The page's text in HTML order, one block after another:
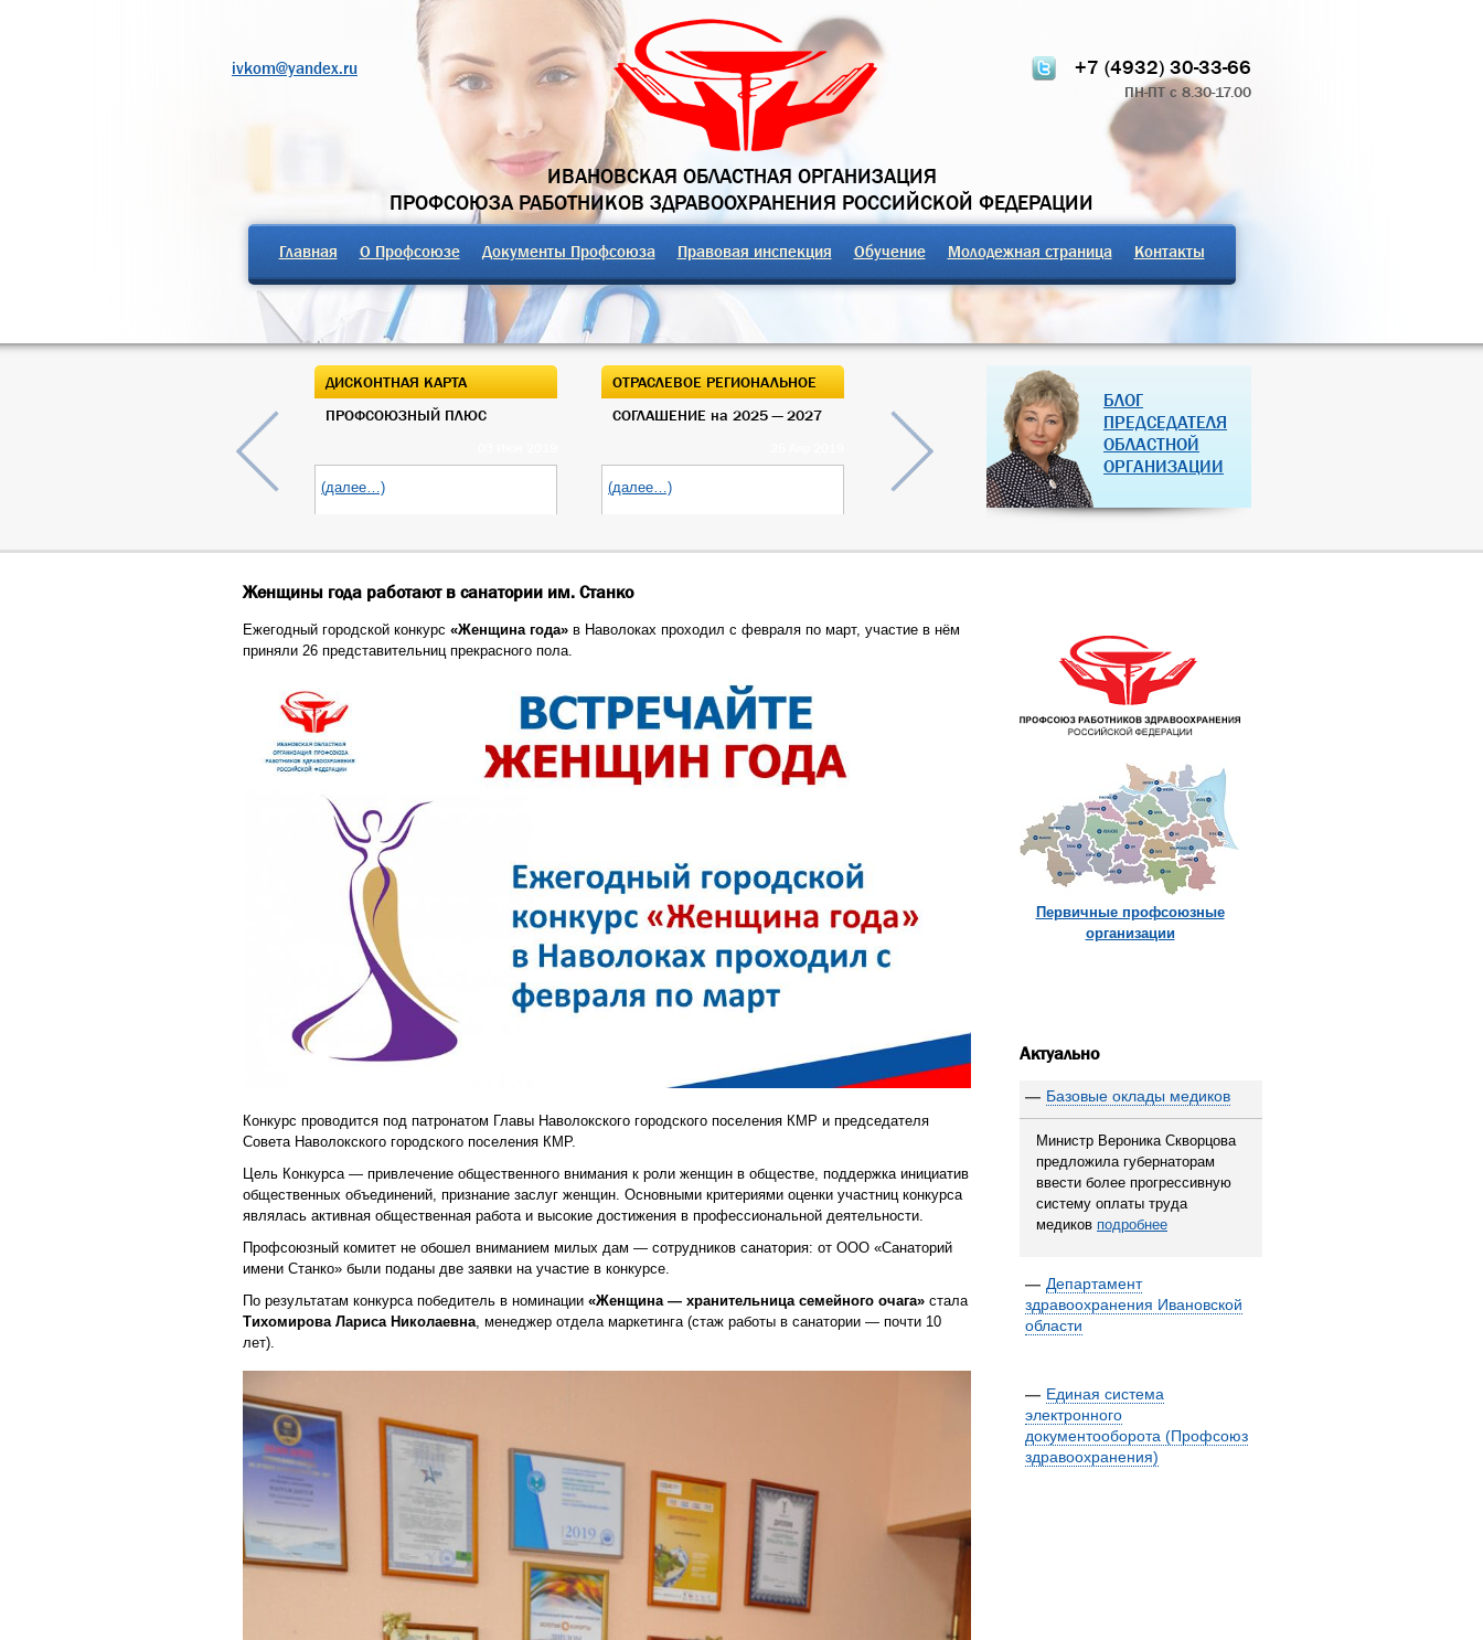
ivkom@yandex.ru +7 (4932) 30-33-66
ПН-ПТ с 8.30-17.00
ИВАНОВСКАЯ ОБЛАСТНАЯ ОРГАНИЗАЦИЯ
ПРОФСОЮЗА РАБОТНИКОВ ЗДРАВООХРАНЕНИЯ РОССИЙСКОЙ ФЕДЕРАЦИИ
Главная О Профсоюзе Документы Профсоюза Правовая инспекция Обучение Молодежная страница Контакты
ДИСКОНТНАЯ КАРТА
ПРОФСОЮЗНЫЙ ПЛЮС
(далее…)
ОТРАСЛЕВОЕ РЕГИОНАЛЬНОЕ
СОГЛАШЕНИЕ на 2025 — 2027
(далее…)
ОТКРЫТЫЙ ОТЧЁТ О РАБОТЕ
ОБЛАСТНОГО КОМИТЕТА 2024
07 Дек 2018
(далее…)
РОССИЙСКОЙ ФЕДЕРАЦИИ
БЛОГ
ПРЕДСЕДАТЕЛЯ
ОБЛАСТНОЙ
ОРГАНИЗАЦИИ
Женщины года работают в санатории им. Станко
Ежегодный городской конкурс «Женщина года» в Наволоках проходил с февраля по март, участие в нём
приняли 26 представительниц прекрасного пола.
Конкурс проводится под патронатом Главы Наволокского городского поселения КМР и председателя
Совета Наволокского городского поселения КМР.
Цель Конкурса — привлечение общественного внимания к роли женщин в обществе, поддержка инициатив
общественных объединений, признание заслуг женщин. Основными критериями оценки участниц конкурса
являлась активная общественная работа и высокие достижения в профессиональной деятельности.
Профсоюзный комитет не обошел вниманием милых дам — сотрудников санатория: от ООО «Санаторий
имени Станко» были поданы две заявки на участие в конкурсе.
По результатам конкурса победитель в номинации «Женщина — хранительница семейного очага» стала
Тихомирова Лариса Николаевна, менеджер отдела маркетинга (стаж работы в санатории — почти 10
лет).
Первичные профсоюзные
организации
Актуально
— Базовые оклады медиков
Министр Вероника Скворцова
предложила губернаторам
ввести более прогрессивную
систему оплаты труда
медиков подробнее
— Департамент
здравоохранения Ивановской
области
— Единая система
электронного
документооборота (Профсоюз
здравоохранения)